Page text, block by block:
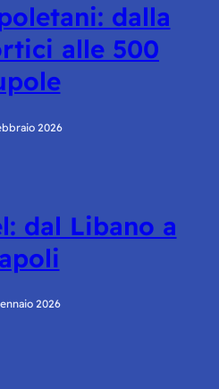
dalla
alle 500
2026
dal Libano a
2026